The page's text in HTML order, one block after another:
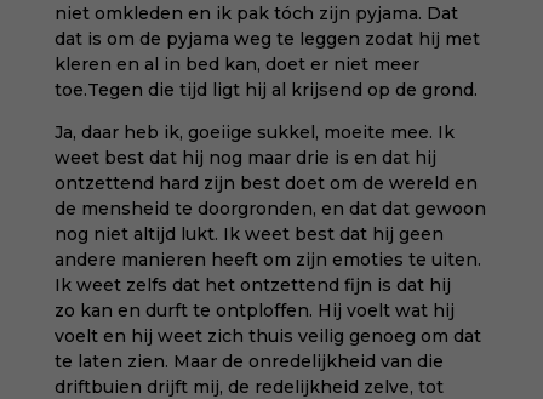
niet omkleden en ik pak tóch zijn pyjama. Dat
dat is om de pyjama weg te leggen zodat hij met
kleren en al in bed kan, doet er niet meer
toe.Tegen die tijd ligt hij al krijsend op de grond.
Ja, daar heb ik, goeiige sukkel, moeite mee. Ik
weet best dat hij nog maar drie is en dat hij
ontzettend hard zijn best doet om de wereld en
de mensheid te doorgronden, en dat dat gewoon
nog niet altijd lukt. Ik weet best dat hij geen
andere manieren heeft om zijn emoties te uiten.
Ik weet zelfs dat het ontzettend fijn is dat hij
zo kan en durft te ontploffen. Hij voelt wat hij
voelt en hij weet zich thuis veilig genoeg om dat
te laten zien. Maar de onredelijkheid van die
driftbuien drijft mij, de redelijkheid zelve, tot